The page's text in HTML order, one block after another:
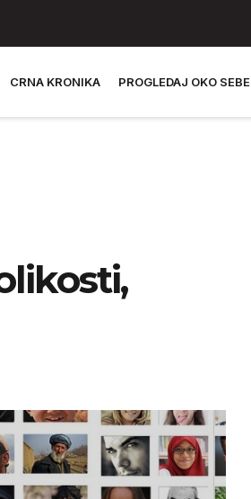
CRNA KRONIKA PROGLEDAJ OKO SEBE